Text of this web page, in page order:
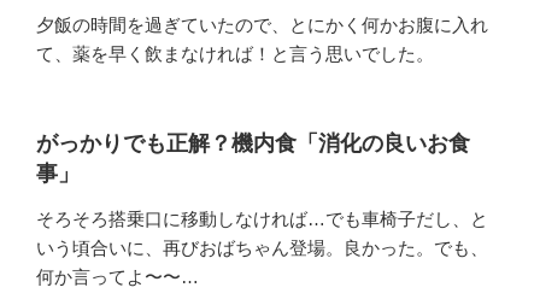
夕飯の時間を過ぎていたので、とにかく何かお腹に入れ
て、薬を早く飲まなければ！と言う思いでした。
がっかりでも正解？機内食「消化の良いお食
事」
そろそろ搭乗口に移動しなければ…でも車椅子だし、と
いう頃合いに、再びおばちゃん登場。良かった。でも、
何か言ってよ〜〜…